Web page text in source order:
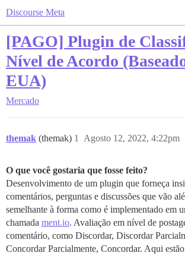
Discourse Meta
[PAGO] Plugin de
Nível de Acordo
EUA)
Mercado
themak (themak) Agosto 12, 2022, 4:22pm
1
O que você gostaria que fosse feito?
Desenvolvimento de um plugin que forneça
comentários, perguntas e discussões que vão
semelhante à forma como é implementado em
chamada ment.io. Avaliação em nível de
comentário, como Discordar, Discordar
Concordar Parcialmente, Concordar. Aqui